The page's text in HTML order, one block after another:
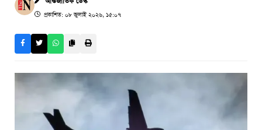
প্রকাশিত: ০৮ জুলাই ২০২৬, ১৫:০৭